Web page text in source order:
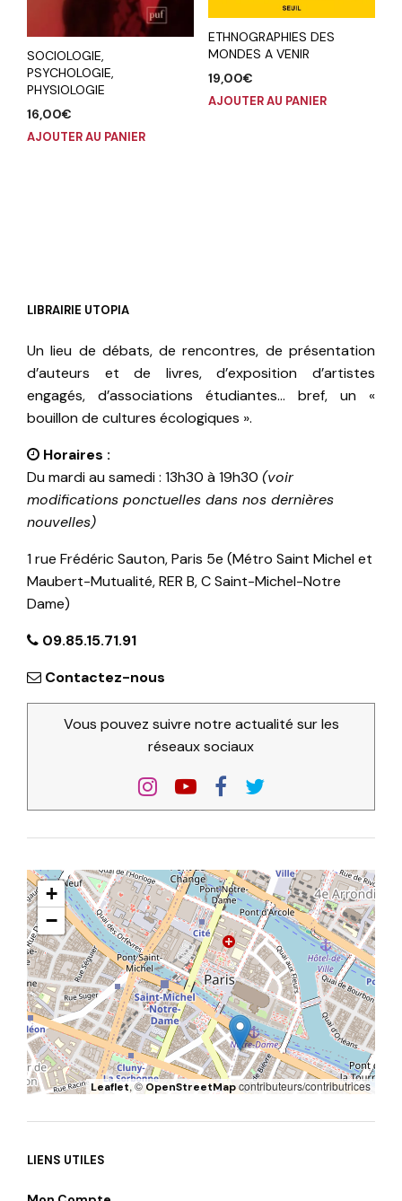
SOCIOLOGIE,
PSYCHOLOGIE,
PHYSIOLOGIE
16,00€
AJOUTER AU PANIER
ETHNOGRAPHIES DES
MONDES A VENIR
19,00€
AJOUTER AU PANIER
LIBRAIRIE UTOPIA
Un lieu de débats, de rencontres, de présentation
d’auteurs et de livres, d’exposition d’artistes
engagés, d’associations étudiantes… bref, un «
bouillon de cultures écologiques ».
Horaires :
Du mardi au samedi : 13h30 à 19h30 (voir
modifications ponctuelles dans nos dernières
nouvelles)
1 rue Frédéric Sauton, Paris 5e (Métro Saint Michel et
Maubert-Mutualité, RER B, C Saint-Michel-Notre
Dame)
09.85.15.71.91
Contactez-nous
Vous pouvez suivre notre actualité sur les
réseaux sociaux
+
−
Leaflet, ©OpenStreetMapcontributeurs/contributrices
LIENS UTILES